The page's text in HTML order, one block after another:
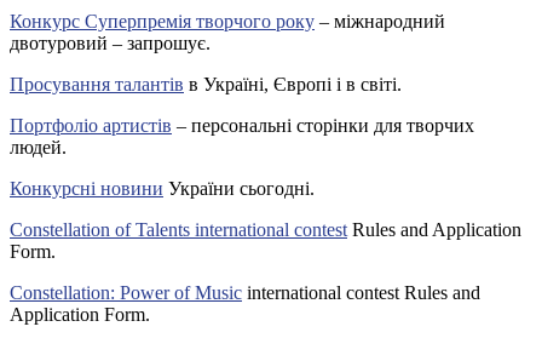
Конкурс Суперпремія творчого року – міжнародний
двотуровий – запрошує.
Просування талантів в Україні, Європі і в світі.
Портфоліо артистів – персональні сторінки для творчих
людей.
Конкурсні новини України сьогодні.
Constellation of Talents international contest Rules and Application
Form.
Constellation: Power of Music international contest Rules and
Application Form.